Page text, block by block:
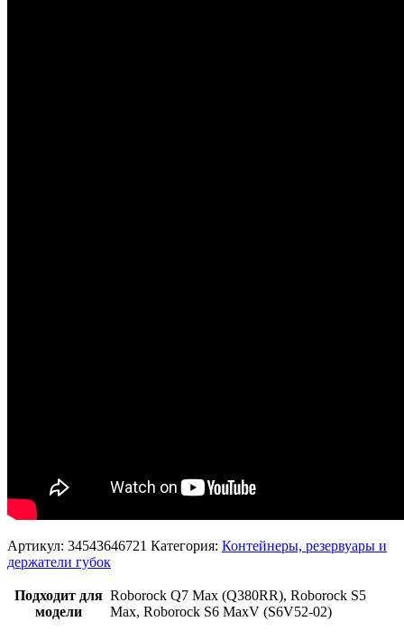
Артикул: 34543646721 Категория: Контейнеры, резервуары и
держатели губок
Подходит для
модели
Roborock Q7 Max (Q380RR), Roborock S5
Max, Roborock S6 MaxV (S6V52-02)